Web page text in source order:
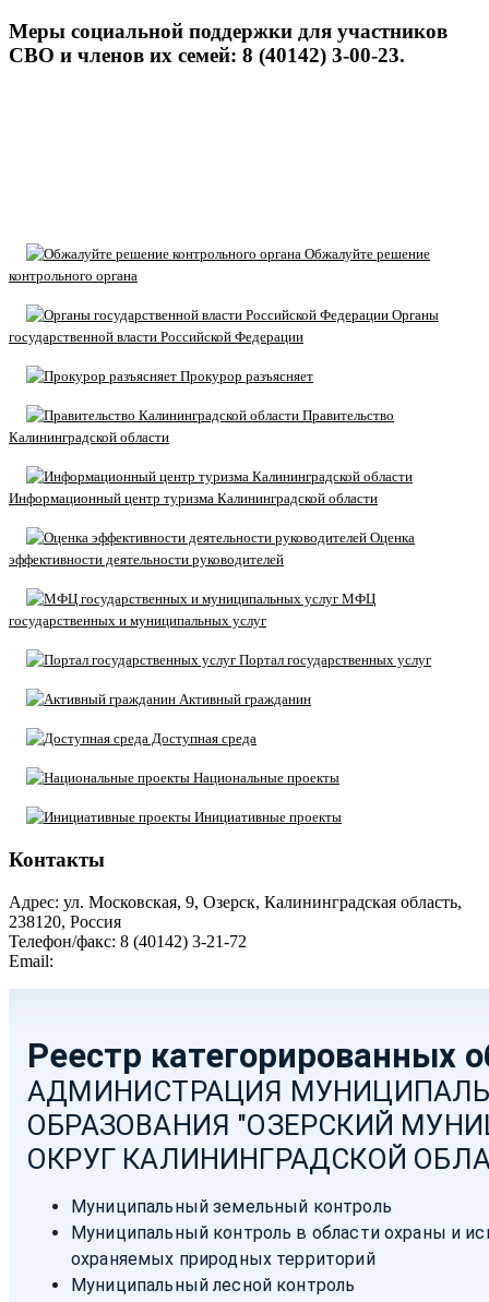
Меры социальной поддержки для участников
СВО и членов их семей: 8 (40142) 3-00-23.
Обжалуйте решение
контрольного органа
Органы
государственной власти Российской Федерации
Прокурор разъясняет
Правительство
Калининградской области
Информационный центр туризма Калининградской области
Оценка
эффективности деятельности руководителей
МФЦ
государственных и муниципальных услуг
Портал государственных услуг
Активный гражданин
Доступная среда
Национальные проекты
Инициативные проекты
Контакты
Адрес: ул. Московская, 9, Озерск, Калининградская область,
238120, Россия
Телефон/факс: 8 (40142) 3-21-72
Email: